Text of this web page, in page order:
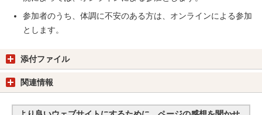
参加者のうち、体調に不安のある方は、オンラインによる参加
とします。
添付ファイル
関連情報